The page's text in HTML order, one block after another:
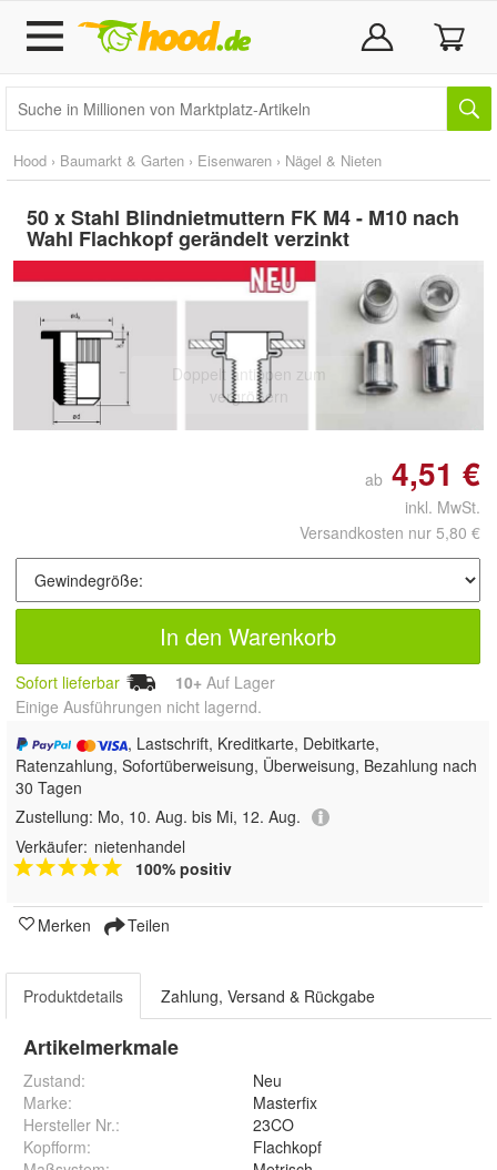
Hood › Baumarkt & Garten › Eisenwaren › Nägel & Nieten
50 x Stahl Blindnietmuttern FK M4 - M10 nach
Wahl Flachkopf gerändelt verzinkt
Doppelt antippen zum
vergrößern
ab 4,51 €
inkl. MwSt.
Versandkosten nur 5,80 €
In den Warenkorb
Sofort lieferbar 10+ Auf Lager
Einige Ausführungen nicht lagernd.
, Lastschrift, Kreditkarte, Debitkarte,
Ratenzahlung, Sofortüberweisung, Überweisung, Bezahlung nach
30 Tagen
Zustellung: Mo, 10. Aug. bis Mi, 12. Aug.
Verkäufer: nietenhandel
100% positiv
Merken Teilen
Produktdetails Zahlung, Versand & Rückgabe
Artikelmerkmale
Zustand:
Neu
Marke:
Masterfix
Hersteller Nr.:
23CO
Kopfform:
Flachkopf